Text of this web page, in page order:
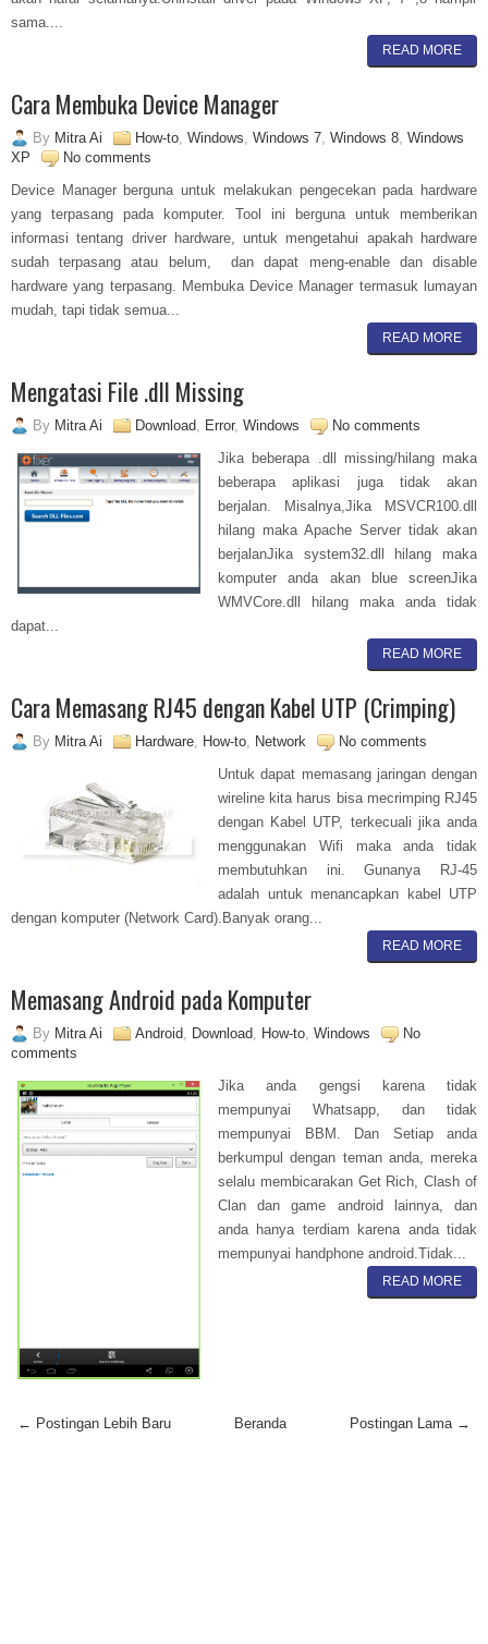
sama....
READ MORE
Cara Membuka Device Manager
By Mitra Ai How-to Windows Windows 7 Windows 8 Windows
XP
No comments
Device Manager berguna untuk melakukan pengecekan pada hardware
yang terpasang pada komputer. Tool ini berguna untuk memberikan
informasi tentang driver hardware, untuk mengetahui apakah hardware
sudah terpasang atau belum, dan dapat meng-enable dan disable
hardware yang terpasang. Membuka Device Manager termasuk lumayan
mudah, tapi tidak semua...
READ MORE
Mengatasi File .dll Missing
By Mitra Ai Download Error, Windows
No comments
Jika beberapa .dll missing/hilang maka
beberapa aplikasi juga tidak akan
berjalan. Misalnya,Jika MSVCR100.dll
hilang maka Apache Server tidak akan
berjalanJika system32.dll hilang maka
komputer anda akan blue screenJika
WMVCore.dll hilang maka anda tidak
dapat...
READ MORE
Cara Memasang RJ45 dengan Kabel UTP (Crimping)
By Mitra Ai Hardware How-to Network
No comments
Untuk dapat memasang jaringan dengan
wireline kita harus bisa mecrimping RJ45
dengan Kabel UTP, terkecuali jika anda
menggunakan Wifi maka anda tidak
membutuhkan ini. Gunanya RJ-45
adalah untuk menancapkan kabel UTP
dengan komputer (Network Card).Banyak orang...
READ MORE
Memasang Android pada Komputer
By Mitra Ai Android Download How-to Windows
No
comments
Jika anda gengsi karena tidak
mempunyai Whatsapp, dan tidak
mempunyai BBM. Dan Setiap anda
berkumpul dengan teman anda, mereka
selalu membicarakan Get Rich, Clash of
Clan dan game android lainnya, dan
anda hanya terdiam karena anda tidak
mempunyai handphone android.Tidak...
READ MORE
← Postingan Lebih Baru Postingan Lama →
Beranda